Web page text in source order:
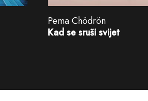
Pema Chödrön
Kad se sruši svijet